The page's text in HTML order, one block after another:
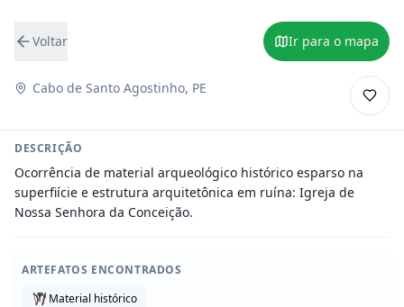
Voltar Ir para o mapa
Cabo de Santo Agostinho, PE
DESCRIÇÃO
Ocorrência de material arqueológico histórico esparso na
superfiície e estrutura arquitetônica em ruína: Igreja de
Nossa Senhora da Conceição.
ARTEFATOS ENCONTRADOS
Material histórico